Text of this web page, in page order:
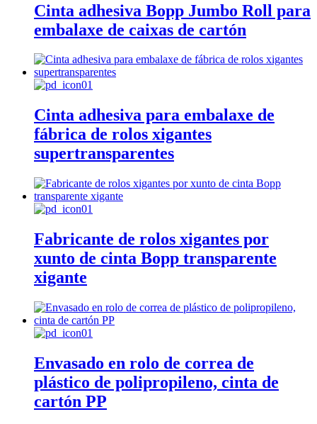
Cinta adhesiva Bopp Jumbo Roll para
embalaxe de caixas de cartón
Cinta adhesiva para embalaxe de
fábrica de rolos xigantes
supertransparentes
Fabricante de rolos xigantes por
xunto de cinta Bopp transparente
xigante
Envasado en rolo de correa de
plástico de polipropileno, cinta de
cartón PP